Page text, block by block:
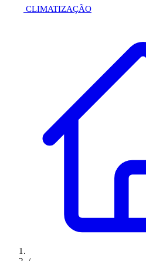
CLIMATIZAÇÃO